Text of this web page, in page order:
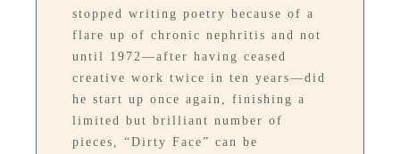
stopped writing poetry because of a
flare up of chronic nephritis and not
until 1972—after having ceased
creative work twice in ten years—did
he start up once again, finishing a
limited but brilliant number of
pieces, “Dirty Face” can be